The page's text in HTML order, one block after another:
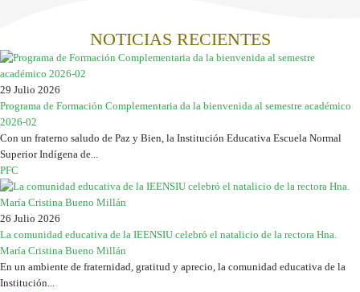
NOTICIAS RECIENTES
29 Julio 2026
Programa de Formación Complementaria da la bienvenida al semestre académico
2026-02
Con un fraterno saludo de Paz y Bien, la Institución Educativa Escuela Normal
Superior Indígena de...
PFC
26 Julio 2026
La comunidad educativa de la IEENSIU celebró el natalicio de la rectora Hna.
María Cristina Bueno Millán
En un ambiente de fraternidad, gratitud y aprecio, la comunidad educativa de la
Institución...